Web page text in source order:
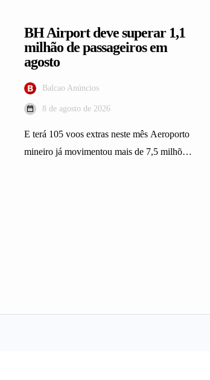
BH Airport deve superar 1,1
milhão de passageiros em
agosto
Balcao Anúncios
8 de agosto de 2026
E terá 105 voos extras neste mês Aeroporto
mineiro já movimentou mais de 7,5 milhões